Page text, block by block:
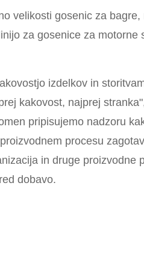
velikosti gosenic za
za gosenice za motorne
izdelkov in
kakovost, najprej
pripisujemo nadzoru
procesu
in druge proizvodne
dobavo.